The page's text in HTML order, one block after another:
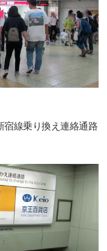
宿線乗り換え連絡通路